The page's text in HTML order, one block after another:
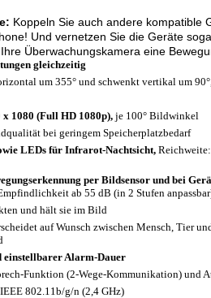
Koppeln Sie auch andere kompatible
Und vernetzen Sie die Geräte
Überwachungskamera eine
gleichzeitig
um 355° und schwenkt vertikal um
1080 (Full HD 1080p), je 100° Bildwinkel
bei geringem Speicherplatzbedarf
LEDs für Infrarot-Nachtsicht,
per Bildsensor und bei
ab 55 dB (in 2 Stufen
und hält sie im Bild
auf Wunsch zwischen Mensch, Tier
einstellbarer Alarm-Dauer
Funktion (2-Wege-Kommunikation) und
802.11b/g/n (2,4 GHz)